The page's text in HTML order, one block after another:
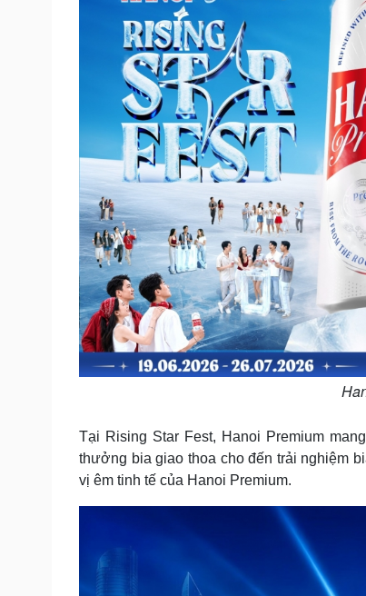
Tại Rising Star Fest, Hanoi Premium
thưởng bia giao thoa cho đến trải nghiệm
vị êm tinh tế của Hanoi Premium.